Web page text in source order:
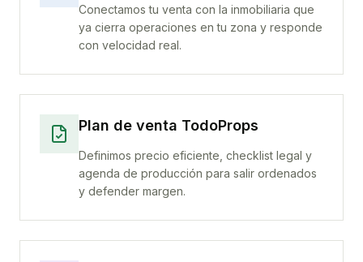
Conectamos tu venta con la inmobiliaria que
ya cierra operaciones en tu zona y responde
con velocidad real.
Plan de venta TodoProps
Definimos precio eficiente, checklist legal y
agenda de producción para salir ordenados
y defender margen.